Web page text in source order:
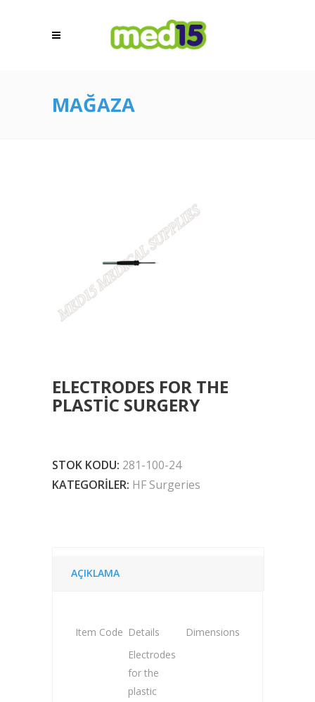
MAĞAZA
ELECTRODES FOR THE
PLASTIC SURGERY
STOK KODU: 281-100-24
KATEGORILER: HF Surgeries
AÇIKLAMA
Item Code Details Dimensions
Electrodes
for the
plastic